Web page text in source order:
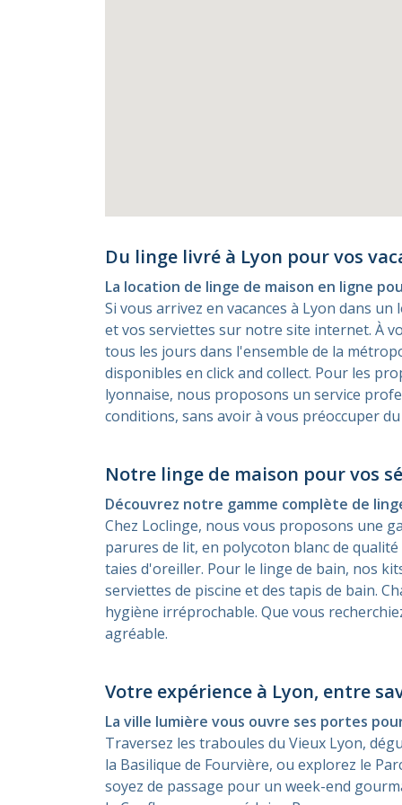
Du linge livré à Lyon pour vos
La location de linge de maison en ligne
Si vous arrivez en vacances à Lyon dans
et vos serviettes sur notre site internet. À
tous les jours dans l'ensemble de la
disponibles en click and collect. Pour les
lyonnaise, nous proposons un service
conditions, sans avoir à vous préoccuper
Notre linge de maison pour vos
Découvrez notre gamme complète de
Chez Loclinge, nous vous proposons une
parures de lit, en polycoton blanc de
taies d'oreiller. Pour le linge de bain, nos
serviettes de piscine et des tapis de bain.
hygiène irréprochable. Que vous
agréable.
Votre expérience à Lyon, entre
La ville lumière vous ouvre ses portes
Traversez les traboules du Vieux Lyon,
la Basilique de Fourvière, ou explorez le
soyez de passage pour un week-end